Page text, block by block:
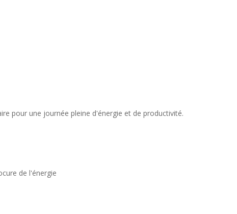
pour une journée pleine d'énergie et de productivité.
de l'énergie